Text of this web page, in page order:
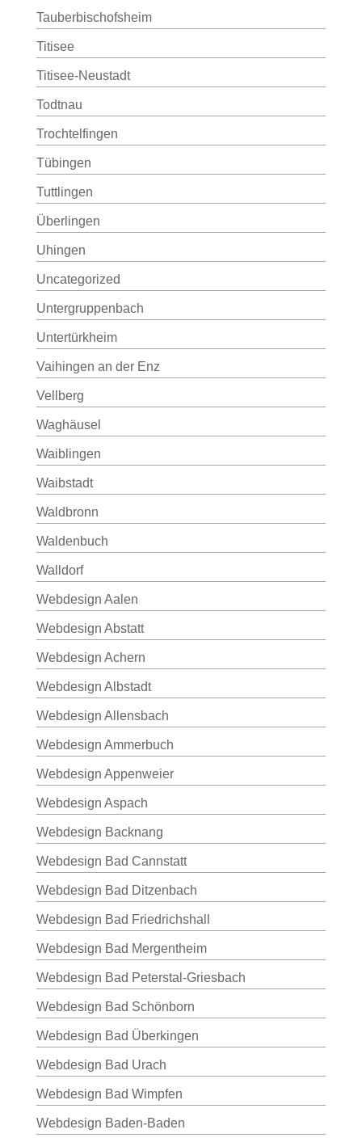
Tauberbischofsheim
Titisee
Titisee-Neustadt
Todtnau
Trochtelfingen
Tübingen
Tuttlingen
Überlingen
Uhingen
Uncategorized
Untergruppenbach
Untertürkheim
Vaihingen an der Enz
Vellberg
Waghäusel
Waiblingen
Waibstadt
Waldbronn
Waldenbuch
Walldorf
Webdesign Aalen
Webdesign Abstatt
Webdesign Achern
Webdesign Albstadt
Webdesign Allensbach
Webdesign Ammerbuch
Webdesign Appenweier
Webdesign Aspach
Webdesign Backnang
Webdesign Bad Cannstatt
Webdesign Bad Ditzenbach
Webdesign Bad Friedrichshall
Webdesign Bad Mergentheim
Webdesign Bad Peterstal-Griesbach
Webdesign Bad Schönborn
Webdesign Bad Überkingen
Webdesign Bad Urach
Webdesign Bad Wimpfen
Webdesign Baden-Baden